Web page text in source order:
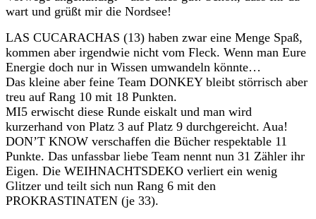
wart und grüßt mir die Nordsee!
LAS CUCARACHAS (13) haben zwar eine Menge Spaß,
kommen aber irgendwie nicht vom Fleck. Wenn man Eure
Energie doch nur in Wissen umwandeln könnte…
Das kleine aber feine Team DONKEY bleibt störrisch aber
treu auf Rang 10 mit 18 Punkten.
MI5 erwischt diese Runde eiskalt und man wird
kurzerhand von Platz 3 auf Platz 9 durchgereicht. Aua!
DON’T KNOW verschaffen die Bücher respektable 11
Punkte. Das unfassbar liebe Team nennt nun 31 Zähler ihr
Eigen. Die WEIHNACHTSDEKO verliert ein wenig
Glitzer und teilt sich nun Rang 6 mit den
PROKRASTINATEN (je 33).